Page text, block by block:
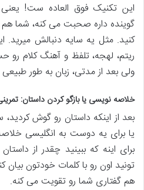
این تکنیک فوق العاده ست!
گوینده داره صحبت می کنه، شما هم
کنید. مثل یه سایه دنبالش میرید.
ریتم، لهجه، تلفظ و آهنگ کلام رو
ولی بعد از مدتی، زبان به طور طبیعی
خلاصه نویسی یا بازگو کردن داستان:
بعد از اینکه داستان رو گوش
یا برای یه دوست به انگلیسی
برای اینه که ببینید چقدر از
تونید اون رو با کلمات خودتون
هم گفتاری شما رو تقویت می کنه.